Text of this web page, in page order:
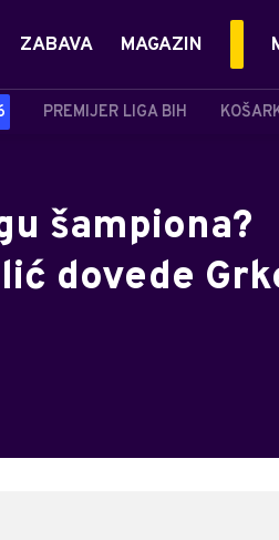
PREMIJER LIGA BIH
ZABAVA MAGAZIN
šampiona?
dovede